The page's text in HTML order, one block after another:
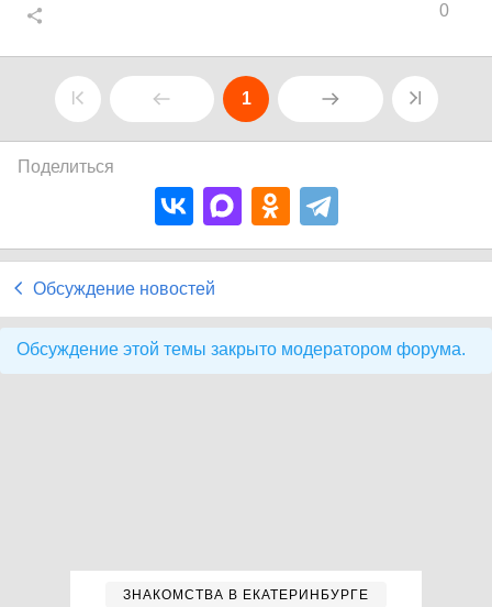
0
1
Поделиться
Обсуждение новостей
Обсуждение этой темы закрыто модератором форума.
ЗНАКОМСТВА В ЕКАТЕРИНБУРГЕ